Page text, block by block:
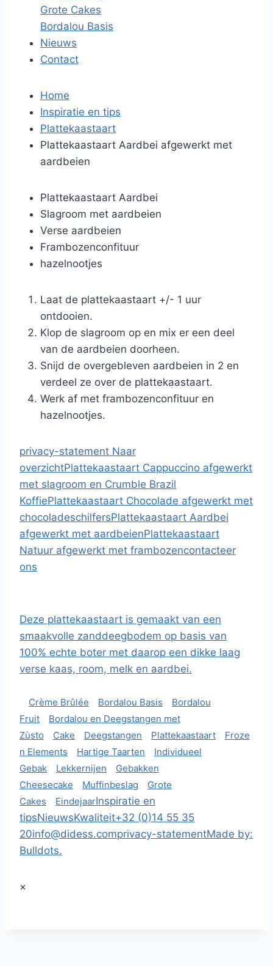
Grote Cakes
Bordalou Basis
Nieuws
Contact
Home
Inspiratie en tips
Plattekaastaart
Plattekaastaart Aardbei afgewerkt met
aardbeien
Plattekaastaart Aardbei
Slagroom met aardbeien
Verse aardbeien
Frambozenconfituur
hazelnootjes
Laat de plattekaastaart +/- 1 uur
ontdooien.
Klop de slagroom op en mix er een deel
van de aardbeien doorheen.
Snijd de overgebleven aardbeien in 2 en
verdeel ze over de plattekaastaart.
Werk af met frambozenconfituur en
hazelnootjes.
privacy-statement Naar
overzichtPlattekaastaart Cappuccino afgewerkt
met slagroom en Crumble Brazil
KoffiePlattekaastaart Chocolade afgewerkt met
chocoladeschilfersPlattekaastaart Aardbei
afgewerkt met aardbeienPlattekaastaart
Natuur afgewerkt met frambozencontacteer
ons
Deze plattekaastaart is gemaakt van een
smaakvolle zanddeegbodem op basis van
100% echte boter met daarop een dikke laag
verse kaas, room, melk en aardbei.
Crème Brûlée Bordalou Basis
Bordalou
Fruit
Bordalou en Deegstangen met
Zùsto
Cake Deegstangen Plattekaastaart
Froze
n Elements
Hartige Taarten
Individueel
Gebak
Lekkernijen
Gebakken
Cheesecake
Muffinbeslag
Grote
Cakes
EindejaarInspiratie en
tipsNieuwsKwaliteit+32 (0)14 55 35
20info@didess.comprivacy-statementMade by:
Bulldots.
×